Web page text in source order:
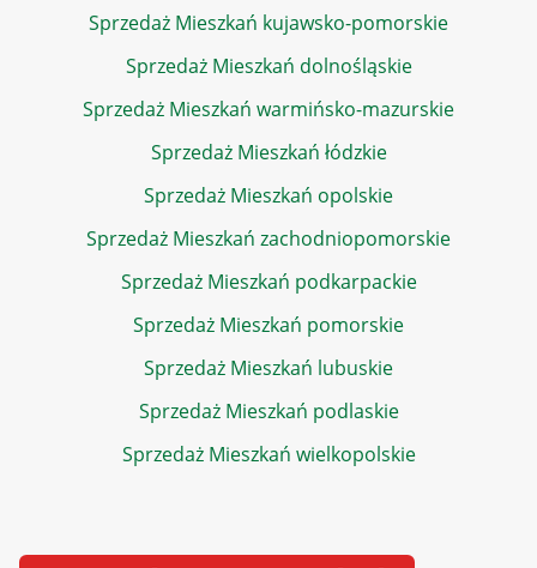
Sprzedaż Mieszkań kujawsko-pomorskie
Sprzedaż Mieszkań dolnośląskie
Sprzedaż Mieszkań warmińsko-mazurskie
Sprzedaż Mieszkań łódzkie
Sprzedaż Mieszkań opolskie
Sprzedaż Mieszkań zachodniopomorskie
Sprzedaż Mieszkań podkarpackie
Sprzedaż Mieszkań pomorskie
Sprzedaż Mieszkań lubuskie
Sprzedaż Mieszkań podlaskie
Sprzedaż Mieszkań wielkopolskie